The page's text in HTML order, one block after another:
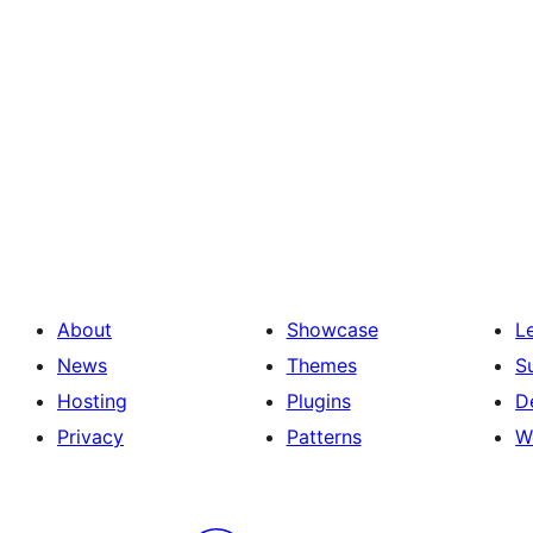
About
News
Hosting
Privacy
Showcase
Themes
Plugins
Patterns